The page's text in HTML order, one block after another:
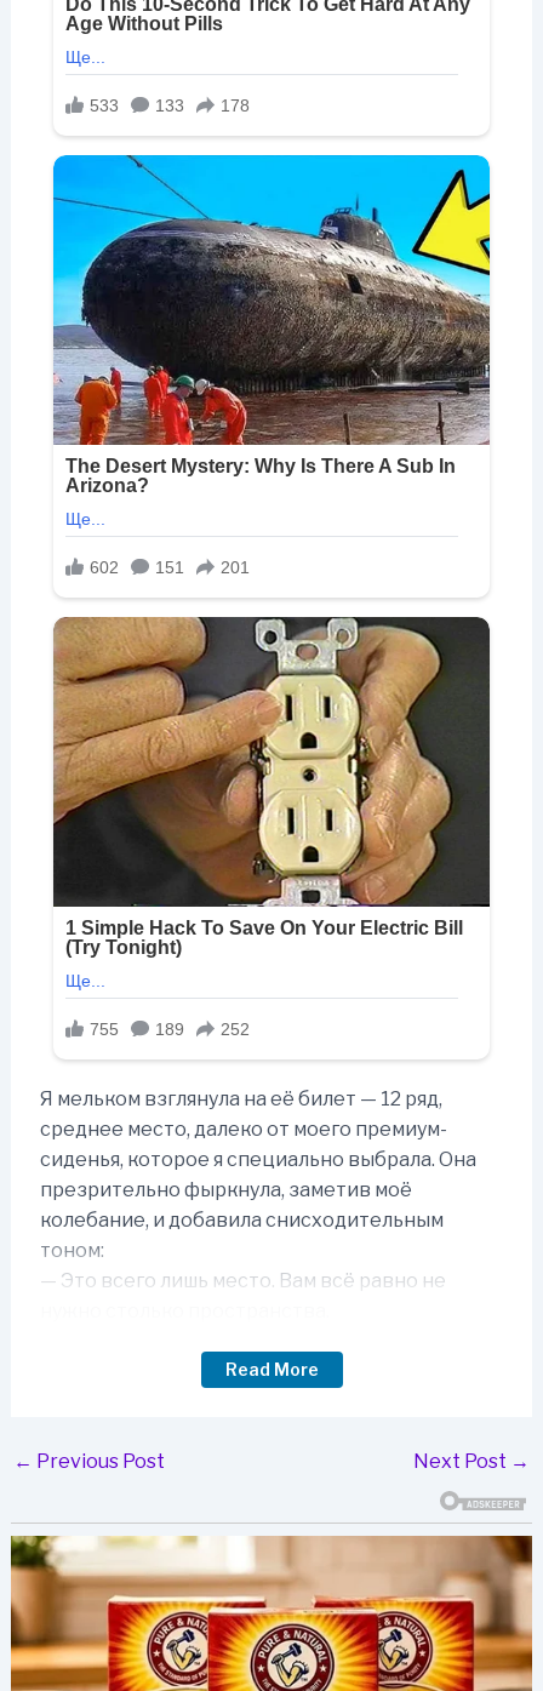
Я мельком взглянула на её билет — 12 ряд,
среднее место, далеко от моего премиум-
сиденья, которое я специально выбрала. Она
презрительно фыркнула, заметив моё
колебание, и добавила снисходительным
тоном:
— Это всего лишь место. Вам всё равно не
Её муж ухмыльнулся:
здесь.
Их наглость была очевидной, и они были
уверены, что я уступлю. Скрывая раздражение,
я протянула им свой билет.
Когда я направилась к 12-му ряду, меня
перехватила стюардесса и тихо прошептала:
Read More
Post
← Previous Post Next Post →